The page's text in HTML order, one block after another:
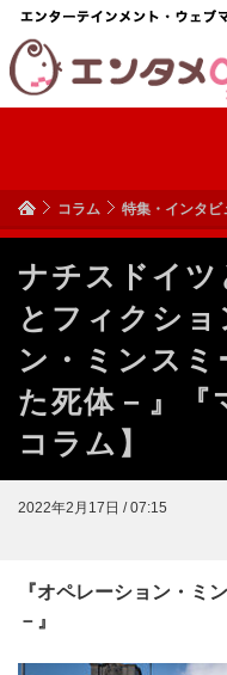
コラム 特集・インタビ
ナチスドイツ
とフィクショ
ン・ミンス
た死体－』『
コラム】
2022年2月17日 / 07:15
『オペレーション・ミ
－』